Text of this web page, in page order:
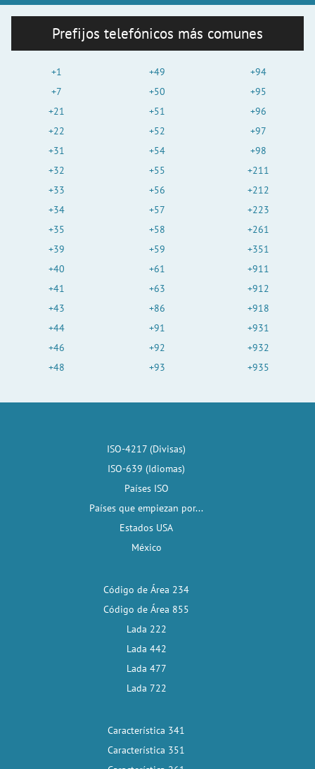
Prefijos telefónicos más comunes
+1
+7
+21
+22
+31
+32
+33
+34
+35
+39
+40
+41
+43
+44
+46
+48
+49
+50
+51
+52
+54
+55
+56
+57
+58
+59
+61
+63
+86
+91
+92
+93
+94
+95
+96
+97
+98
+211
+212
+223
+261
+351
+911
+912
+918
+931
+932
+935
ISO-4217 (Divisas)
ISO-639 (Idiomas)
Países ISO
Países que empiezan por...
Estados USA
México
Código de Área 234
Código de Área 855
Lada 222
Lada 442
Lada 477
Lada 722
Característica 341
Característica 351